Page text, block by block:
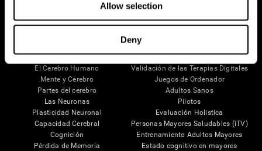
Allow selection
Deny
Tu Cerebro
El Cerebro Humano
Mente y Cerebro
Partes del cerebro
Las Neuronas
Plasticidad Neuronal
Capacidad Cerebral
Cognición
Pérdida de Memoria
Investigación
Validación de las Terapias Digitales
Juegos de Ordenador
Adultos Sanos
Pilotos
Evaluación Holistica
Personas Mayores Saludables (iTV)
Entrenamiento Adultos Mayores
Estado cognitivo en mayores